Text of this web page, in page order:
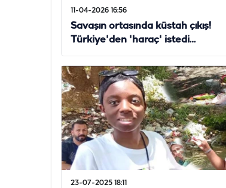
11-04-2026 16:56
Savaşın ortasında küstah çıkış!
Türkiye'den 'haraç' istedi…
23-07-2025 18:11